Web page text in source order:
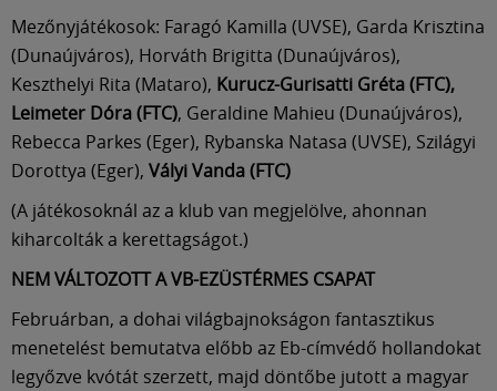
Mezőnyjátékosok: Faragó Kamilla (UVSE), Garda Krisztina
(Dunaújváros), Horváth Brigitta (Dunaújváros),
Keszthelyi Rita (Mataro), Kurucz-Gurisatti Gréta (FTC),
Leimeter Dóra (FTC), Geraldine Mahieu (Dunaújváros),
Rebecca Parkes (Eger), Rybanska Natasa (UVSE), Szilágyi
Dorottya (Eger), Vályi Vanda (FTC)
(A játékosoknál az a klub van megjelölve, ahonnan
kiharcolták a kerettagságot.)
NEM VÁLTOZOTT A VB-EZÜSTÉRMES CSAPAT
Februárban, a dohai világbajnokságon fantasztikus
menetelést bemutatva előbb az Eb-címvédő hollandokat
legyőzve kvótát szerzett, majd döntőbe jutott a magyar